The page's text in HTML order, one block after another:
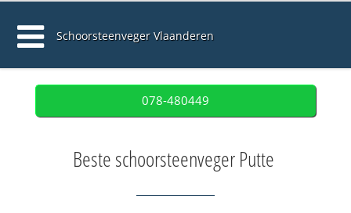
Schoorsteenveger Vlaanderen
078-480449
Beste schoorsteenveger Putte